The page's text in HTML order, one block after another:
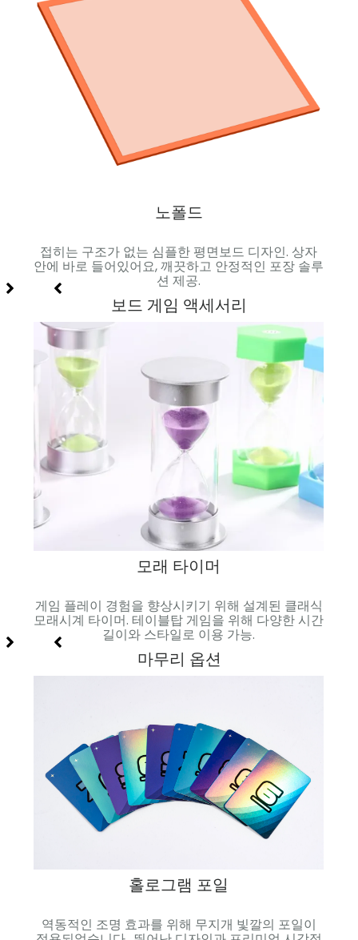
노폴드
접히는 구조가 없는 심플한 평면보드 디자인. 상자
안에 바로 들어있어요, 깨끗하고 안정적인 포장 솔루
션 제공.
보드 게임 액세서리
모래 타이머
게임 플레이 경험을 향상시키기 위해 설계된 클래식
모래시계 타이머. 테이블탑 게임을 위해 다양한 시간
길이와 스타일로 이용 가능.
마무리 옵션
홀로그램 포일
역동적인 조명 효과를 위해 무지개 빛깔의 포일이